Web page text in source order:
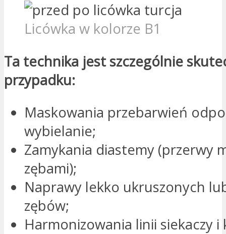
Licówka w kolorze B1
Ta technika jest szczególnie
przypadku:
Maskowania przebarwień
wybielanie;
Zamykania diastemy (przerwy
zębami);
Naprawy lekko ukruszonych
zębów;
Harmonizowania linii siekaczy i